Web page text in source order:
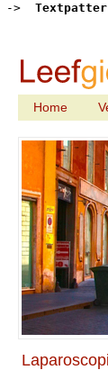
->
Home